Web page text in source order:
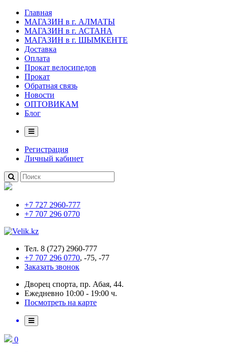
Главная
МАГАЗИН в г. АЛМАТЫ
МАГАЗИН в г. АСТАНА
МАГАЗИН в г. ШЫМКЕНТЕ
Доставка
Оплата
Прокат велосипедов
Прокат
Обратная связь
Новости
ОПТОВИКАМ
Блог
Регистрация
Личный кабинет
+7 727 2960-777
+7 707 296 0770
Тел. 8 (727) 2960-777
+7 707 296 0770, -75, -77
Заказать звонок
Дворец спорта, пр. Абая, 44.
Ежедневно 10:00 - 19:00 ч.
Посмотреть на карте
0